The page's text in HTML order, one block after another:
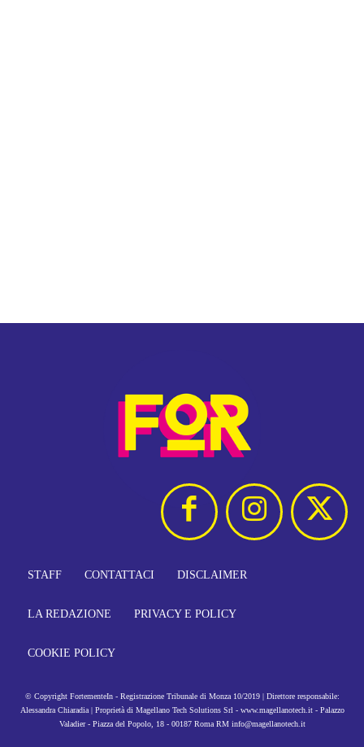
STAFF CONTATTACI DISCLAIMER
LA REDAZIONE PRIVACY E POLICY
COOKIE POLICY
© Copyright FortementeIn - Registrazione Tribunale di Monza 10/2019 | Direttore responsabile:
Alessandra Chiaradia | Proprietà di Magellano Tech Solutions Srl - www.magellanotech.it - Palazzo
Valadier - Piazza del Popolo, 18 - 00187 Roma RM info@magellanotech.it